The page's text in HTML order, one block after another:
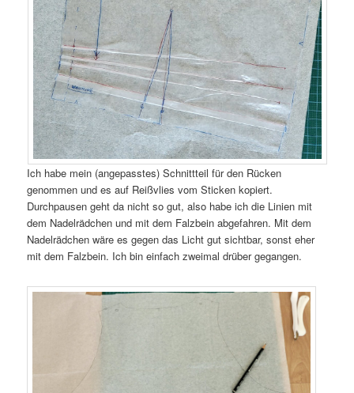
Ich habe mein (angepasstes) Schnittteil für den Rücken
genommen und es auf Reißvlies vom Sticken kopiert.
Durchpausen geht da nicht so gut, also habe ich die Linien mit
dem Nadelrädchen und mit dem Falzbein abgefahren. Mit dem
Nadelrädchen wäre es gegen das Licht gut sichtbar, sonst eher
mit dem Falzbein. Ich bin einfach zweimal drüber gegangen.